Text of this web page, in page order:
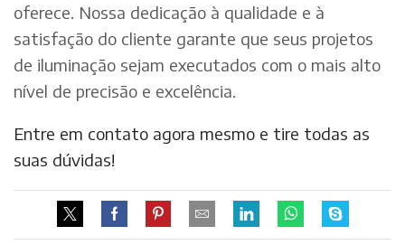
oferece. Nossa dedicação à qualidade e à
satisfação do cliente garante que seus projetos
de iluminação sejam executados com o mais alto
nível de precisão e excelência.
Entre em contato agora mesmo e tire todas as
suas dúvidas!